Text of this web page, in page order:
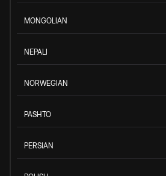
MONGOLIAN
NEPALI
NORWEGIAN
PASHTO
PERSIAN